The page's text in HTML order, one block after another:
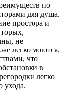
по
для душа.
простора и
не
легко моются.
что
в
легко
ухода.